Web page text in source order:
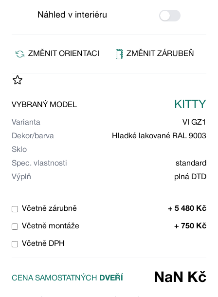
Náhled v interiéru Use setting
ZMĚNIT ORIENTACI ZMĚNIT ZÁRUBEŇ
VYBRANÝ MODEL KITTY
Varianta
VI GZ1
Dekor/barva
Hladké lakované RAL 9003
Sklo
Spec. vlastnosti
standard
Výplň
plná DTD
Včetně zárubně + 5 480 Kč
Včetně montáže + 750 Kč
Včetně DPH
CENA SAMOSTATNÝCH DVEŘÍ NaN Kč